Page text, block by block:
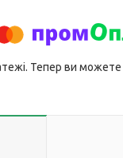
Тепер ви